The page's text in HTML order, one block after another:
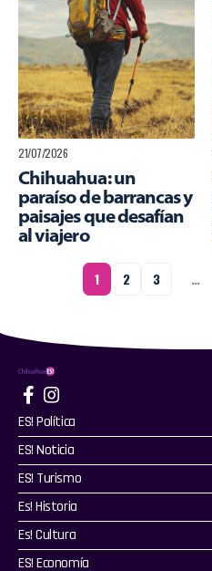
21/07/2026
Chihuahua: un
paraíso de barrancas y
paisajes que desafían
al viajero
1 2 3 …
ES! Política
ES! Noticia
ES! Turismo
Es! Historia
Es! Cultura
ES! Economía